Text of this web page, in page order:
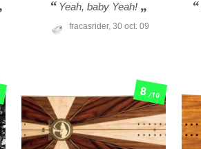
Yeah, baby Yeah!
fracasrider,30 oct. 09
8/10